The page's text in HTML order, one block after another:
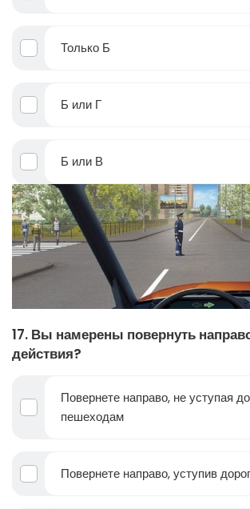
Только Б
Б или Г
Б или В
17. Вы намерены повернуть
действия?
Повернете направо, не уступая
пешеходам
Повернете направо, уступив